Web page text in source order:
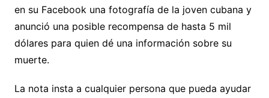
en su Facebook una fotografía de la joven cubana y
anunció una posible recompensa de hasta 5 mil
dólares para quien dé una información sobre su
muerte.
La nota insta a cualquier persona que pueda ayudar